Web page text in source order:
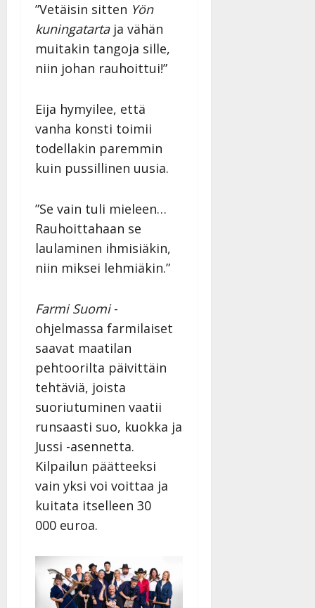
”Vetäisin sitten Yön
kuningatartaja vähän
muitakin tangoja sille,
niin johan rauhoittui!”
Eija hymyilee, että
vanha konsti toimii
todellakin paremmin
kuin pussillinen uusia.
”Se vain tuli mieleen…
Rauhoittahaan se
laulaminen ihmisiäkin,
niin miksei lehmiäkin.”
Farmi Suomi-
ohjelmassa farmilaiset
saavat maatilan
pehtoorilta päivittäin
tehtäviä, joista
suoriutuminen vaatii
runsaasti suo, kuokka ja
Jussi -asennetta.
Kilpailun päätteeksi
vain yksi voi voittaa ja
kuitata itselleen 30
000 euroa.